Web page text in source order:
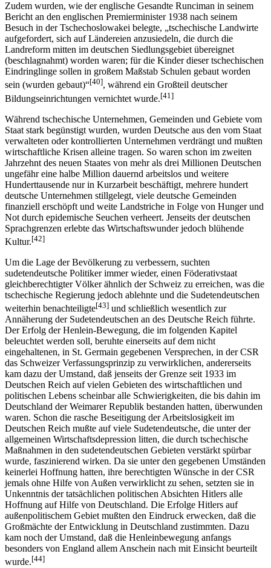
Zudem wurden, wie der englische Gesandte Runciman in seinem
Bericht an den englischen Premierminister 1938 nach seinem
Besuch in der Tschechoslowakei belegte, „tschechische Landwirte
aufgefordert, sich auf Ländereien anzusiedeln, die durch die
Landreform mitten im deutschen Siedlungsgebiet übereignet
(beschlagnahmt) worden waren; für die Kinder dieser tschechischen
Eindringlinge sollen in großem Maßstab Schulen gebaut worden
sein (wurden gebaut)“[40], während ein Großteil deutscher
Bildungseinrichtungen vernichtet wurde.[41]
Während tschechische Unternehmen, Gemeinden und Gebiete vom
Staat stark begünstigt wurden, wurden Deutsche aus den vom Staat
verwalteten oder kontrollierten Unternehmen verdrängt und mußten
wirtschaftliche Krisen alleine tragen. So waren schon im zweiten
Jahrzehnt des neuen Staates von mehr als drei Millionen Deutschen
ungefähr eine halbe Million dauernd arbeitslos und weitere
Hunderttausende nur in Kurzarbeit beschäftigt, mehrere hundert
deutsche Unternehmen stillgelegt, viele deutsche Gemeinden
finanziell erschöpft und weite Landstriche in Folge von Hunger und
Not durch epidemische Seuchen verheert. Jenseits der deutschen
Sprachgrenzen erlebte das Wirtschaftswunder jedoch blühende
Kultur.[42]
Um die Lage der Bevölkerung zu verbessern, suchten
sudetendeutsche Politiker immer wieder, einen Föderativstaat
gleichberechtigter Völker ähnlich der Schweiz zu erreichen, was die
tschechische Regierung jedoch ablehnte und die Sudetendeutschen
weiterhin benachteiligte[43] und schließlich wesentlich zur
Annäherung der Sudetendeutschen an des Deutsche Reich führte.
Der Erfolg der Henlein-Bewegung, die im folgenden Kapitel
beleuchtet werden soll, beruhte einerseits auf dem nicht
eingehaltenen, in St. Germain gegebenen Versprechen, in der CSR
das Schweizer Verfassungsprinzip zu verwirklichen, andererseits
kam dazu der Umstand, daß jenseits der Grenze seit 1933 im
Deutschen Reich auf vielen Gebieten des wirtschaftlichen und
politischen Lebens scheinbar alle Schwierigkeiten, die bis dahin im
Deutschland der Weimarer Republik bestanden hatten, überwunden
waren. Schon die rasche Beseitigung der Arbeitslosigkeit im
Deutschen Reich mußte auf viele Sudetendeutsche, die unter der
allgemeinen Wirtschaftsdepression litten, die durch tschechische
Maßnahmen in den sudetendeutschen Gebieten verstärkt spürbar
wurde, faszinierend wirken. Da sie unter den gegebenen Umständen
keinerlei Hoffnung hatten, ihre berechtigten Wünsche in der CSR
jemals ohne Hilfe von Außen verwirklicht zu sehen, setzten sie in
Unkenntnis der tatsächlichen politischen Absichten Hitlers alle
Hoffnung auf Hilfe von Deutschland. Die Erfolge Hitlers auf
außenpolitischem Gebiet mußten den Eindruck erwecken, daß die
Großmächte der Entwicklung in Deutschland zustimmten. Dazu
kam noch der Umstand, daß die Henleinbewegung anfangs
besonders von England allem Anschein nach mit Einsicht beurteilt
wurde.[44]